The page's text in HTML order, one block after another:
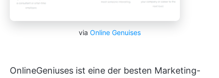
via Online Genuises
OnlineGeniuses ist eine der besten Marketing-